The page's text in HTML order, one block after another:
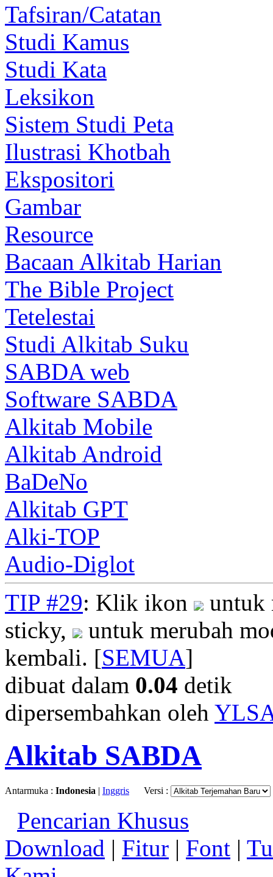
Tafsiran/Catatan
Studi Kamus
Studi Kata
Leksikon
Sistem Studi Peta
Ilustrasi Khotbah
Ekspositori
Gambar
Resource
Bacaan Alkitab Harian
The Bible Project
Tetelestai
Studi Alkitab Suku
SABDA web
Software SABDA
Alkitab Mobile
Alkitab Android
BaDeNo
Alkitab GPT
Alki-TOP
Audio-Diglot
TIP #29: Klik ikon
untuk
sticky,
untuk merubah
kembali. [SEMUA]
dibuat dalam 0.04 detik
dipersembahkan oleh
Alkitab SABDA
Antarmuka : Indonesia | Inggris Versi :
Pencarian Khusus
Download | Fitur | Font |